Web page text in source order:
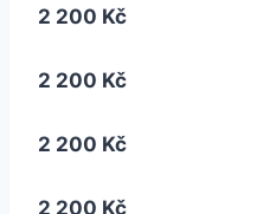
2 200 Kč
2 200 Kč
2 200 Kč
2 200 Kč